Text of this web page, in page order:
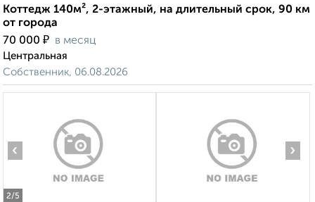
Коттедж 140м², 2-этажный, на длительный срок, 90 км
от города
70 000 ₽ в месяц
Центральная
Собственник, 06.08.2026
2/5
‹ ›